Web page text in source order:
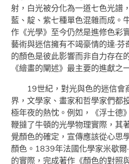
射，白光被分化為一道七色光譜
藍、靛、紫七種單色混雜而成。
作《光學》至今仍然是進修色彩
藝術與迷信擁有不竭豪情的達·
的顏色是彼此影響而非自力存在
《繪畫的闡述》最主要的進獻之
19世紀，對光與色的迷信會
界，文學家、畫家和哲學家們都
極年夜的熱忱。例如，《浮士德
鞭撻了牛頓的光學物理實際，其
覺顏色的確定，宣傳應該從心思
顏色。1839年法國化學家米歇爾
的實際，完成著作《顏色的對照